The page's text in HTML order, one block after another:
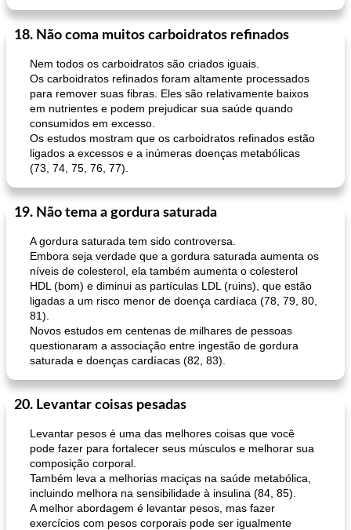
18. Não coma muitos carboidratos refinados
Nem todos os carboidratos são criados iguais.
Os carboidratos refinados foram altamente processados ​​
para remover suas fibras. Eles são relativamente baixos
em nutrientes e podem prejudicar sua saúde quando
consumidos em excesso.
Os estudos mostram que os carboidratos refinados estão
ligados a excessos e a inúmeras doenças metabólicas
(73, 74, 75, 76, 77).
19. Não tema a gordura saturada
A gordura saturada tem sido controversa.
Embora seja verdade que a gordura saturada aumenta os
níveis de colesterol, ela também aumenta o colesterol
HDL (bom) e diminui as partículas LDL (ruins), que estão
ligadas a um risco menor de doença cardíaca (78, 79, 80,
81).
Novos estudos em centenas de milhares de pessoas
questionaram a associação entre ingestão de gordura
saturada e doenças cardíacas (82, 83).
20. Levantar coisas pesadas
Levantar pesos é uma das melhores coisas que você
pode fazer para fortalecer seus músculos e melhorar sua
composição corporal.
Também leva a melhorias maciças na saúde metabólica,
incluindo melhora na sensibilidade à insulina (84, 85).
A melhor abordagem é levantar pesos, mas fazer
exercícios com pesos corporais pode ser igualmente